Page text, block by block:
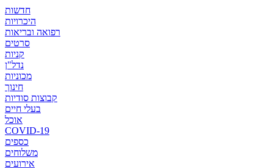
חדשות
היכרויות
רפואה ובריאות
סרטים
קניות
נדל"ן
מכוניות
חינוך
קבוצות סודיות
בעלי חיים
אוכל
COVID-19
כספים
משלוחים
אירועים